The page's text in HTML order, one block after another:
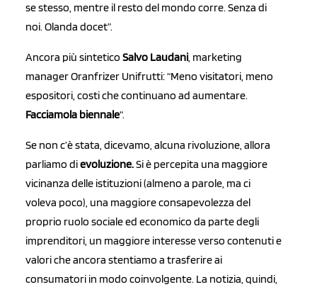
se stesso, mentre il resto del mondo corre. Senza di
noi. Olanda docet”.
Ancora più sintetico Salvo Laudani, marketing
manager Oranfrizer Unifrutti: “Meno visitatori, meno
espositori, costi che continuano ad aumentare.
Facciamola biennale“.
Se non c’è stata, dicevamo, alcuna rivoluzione, allora
parliamo dievoluzione.Si è percepita una maggiore
vicinanza delle istituzioni (almeno a parole, ma ci
voleva poco), una maggiore consapevolezza del
proprio ruolo sociale ed economico da parte degli
imprenditori, un maggiore interesse verso contenuti e
valori che ancora stentiamo a trasferire ai
consumatori in modo coinvolgente. La notizia, quindi,